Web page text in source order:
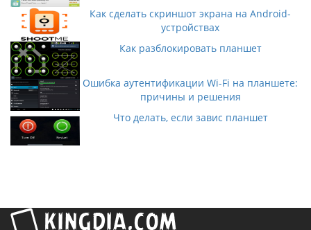
Как сделать скриншот экрана на Android-
устройствах
Как разблокировать планшет
Ошибка аутентификации Wi-Fi на планшете:
причины и решения
Что делать, если завис планшет